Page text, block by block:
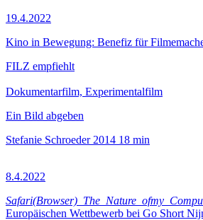
19.4.2022
Kino in Bewegung: Benefiz für
FILZ empfiehlt
Dokumentarfilm, Experimentalfilm
Ein Bild abgeben
Stefanie Schroeder 2014 18 min
8.4.2022
Europäischen Wettbewerb bei Go Short